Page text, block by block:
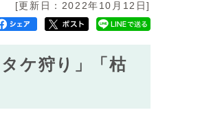
[更新日：2022年10月12日]
ケ狩り」「枯